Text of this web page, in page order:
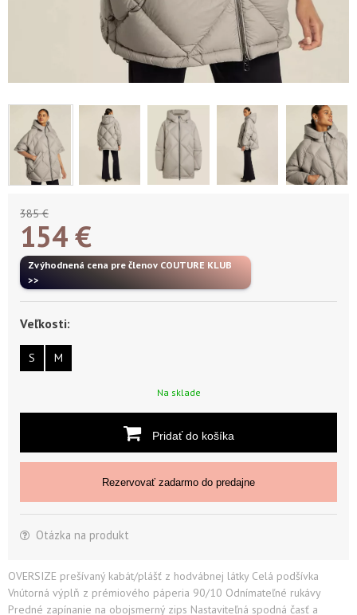
385 €
154€
Zvýhodnená cena pre členov COUTURE KLUB
>>
Veľkosti:
S M
Na sklade
Pridať do košíka
Rezervovať zadarmo do predajne
Otázka na produkt
OVERSIZE prešívaný kabát/plášť z hodvábnej látky Celá podšívka
Vnútorná výplň z prémiového páperia 90/10 Odnímateľné rukávy
Predné zapínanie na obojsmerný zips Nastaviteľná spodná časť a